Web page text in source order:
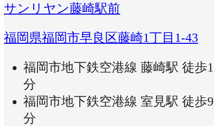
サンリヤン藤崎駅前
福岡県福岡市早良区藤崎1丁目1-43
福岡市地下鉄空港線 藤崎駅 徒歩1
分
福岡市地下鉄空港線 室見駅 徒歩9
分